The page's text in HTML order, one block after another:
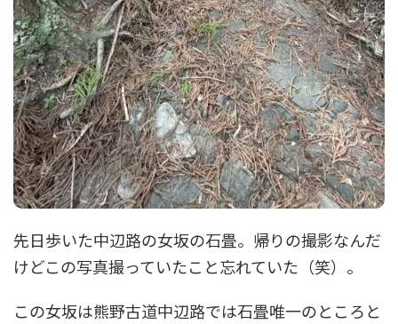
先日歩いた中辺路の女坂の石畳。帰りの撮影なんだ
けどこの写真撮っていたこと忘れていた（笑）。
この女坂は熊野古道中辺路では石畳唯一のところと